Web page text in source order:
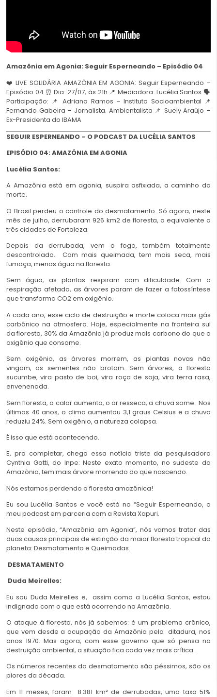
Amazônia em Agonia: Seguir Esperneando – Episódio 04
❤️ LIVE SOLIDÁRIA AMAZÔNIA EM AGONIA: Seguir Esperneando –
Episódio 04 ⏰ Dia: 27/07, às 21h 📍 Mediadora: Lucélia Santos 🗣️
Participação: 📌 Adriana Ramos – Instituto Socioambiental 📌
Fernando Gabeira – Jornalista. Ambientalista 📌 Suely Araújo –
Ex-Presidenta do IBAMA
SEGUIR ESPERNEANDO – O PODCAST DA LUCÉLIA SANTOS
EPISÓDIO 04: AMAZÔNIA EM AGONIA
Lucélia Santos:
A Amazônia está em agonia, suspira asfixiada, a caminho da
morte.
O Brasil perdeu o controle do desmatamento. Só agora, neste
mês de julho, derrubaram 926 km2 de floresta, o equivalente a
três cidades de Fortaleza.
Depois da derrubada, vem o fogo, também totalmente
descontrolado. Com mais queimada, tem mais seca, mais
fumaça, menos água na floresta.
Sem água, as plantas respiram com dificuldade. Com a
respiração afetada, as árvores param de fazer a fotossíntese
que transforma CO2 em oxigênio.
A cada ano, esse ciclo de destruição e morte coloca mais gás
carbônico na atmosfera. Hoje, especialmente na fronteira sul
da floresta, 30% da Amazônia já produz mais carbono do que o
oxigênio que consome.
Sem oxigênio, as árvores morrem, as plantas novas não
vingam, as sementes não brotam. Sem árvores, a floresta
sucumbe, vira pasto de boi, vira roça de soja, vira terra rasa,
envenenada.
Sem floresta, o calor aumenta, o ar resseca, a chuva some. Nos
últimos 40 anos, o clima aumentou 3,1 graus Celsius e a chuva
reduziu 24%. Sem oxigênio, a natureza colapsa.
É isso que está acontecendo.
E, pra completar, chega essa notícia triste da pesquisadora
Cynthia Gatti, do Inpe: Neste exato momento, no sudeste da
Amazônia, tem mais árvore morrendo do que nascendo.
Nós estamos perdendo a floresta amazônica!
Eu sou Lucélia Santos e você está no “Seguir Esperneando, o
meu podcast em parceria com a Revista Xapuri.
Neste episódio, “Amazônia em Agonia”, nós vamos tratar das
duas causas principais de extinção da maior floresta tropical do
planeta: Desmatamento e Queimadas.
DESMATAMENTO
Duda Meirelles:
Eu sou Duda Meirelles e, assim como a Lucélia Santos, estou
indignado com o que está ocorrendo na Amazônia.
O ataque à floresta, nós já sabemos: é um problema crônico,
que vem desde a ocupação da Amazônia pela ditadura, nos
anos 1970. Mas agora, com esse governo que só pensa na
destruição ambiental, a situação fica cada vez mais crítica.
Os números recentes do desmatamento são péssimos, são os
piores da década.
Em 11 meses, foram 8.381 km² de derrubadas, uma taxa 51%